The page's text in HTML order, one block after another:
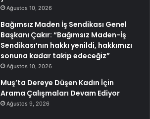
Ağustos 10, 2026
Bağımsız Maden İş Sendikası Genel
Başkanı Çakır: “Bağımsız Maden-İş
Sendikası’nın hakkı yenildi, hakkımızı
sonuna kadar takip edeceğiz”
Ağustos 10, 2026
Muş’ta Dereye Düşen Kadın İçin
Arama Çalışmaları Devam Ediyor
Ağustos 9, 2026